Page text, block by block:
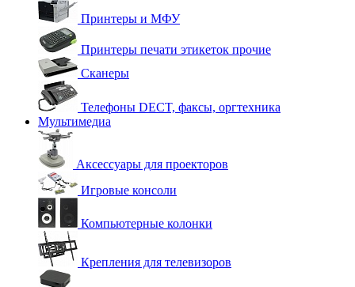
Принтеры и МФУ
Принтеры печати этикеток прочие
Сканеры
Телефоны DECT, факсы, оргтехника
Мультимедиа
Аксессуары для проекторов
Игровые консоли
Компьютерные колонки
Крепления для телевизоров